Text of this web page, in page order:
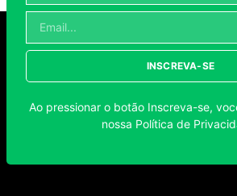
INSCREVA-SE
Ao pressionar o botão Inscreva-se,
nossa Política de